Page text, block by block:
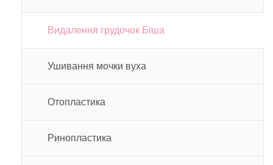
Видалення грудочок Біша
Ушивання мочки вуха
Отопластика
Ринопластика